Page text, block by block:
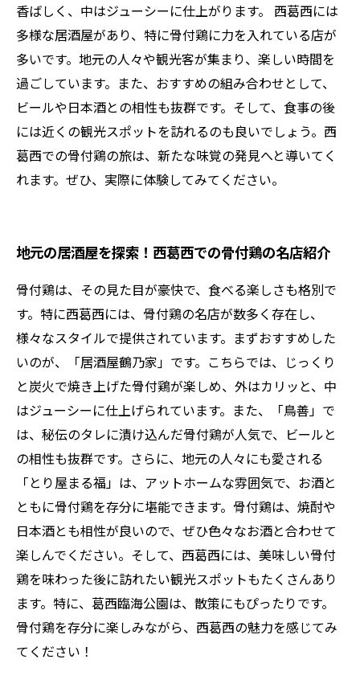
香ばしく、中はジューシーに仕上がります。 西葛西には
多様な居酒屋があり、特に骨付鶏に力を入れている店が
多いです。地元の人々や観光客が集まり、楽しい時間を
過ごしています。また、おすすめの組み合わせとして、
ビールや日本酒との相性も抜群です。そして、食事の後
には近くの観光スポットを訪れるのも良いでしょう。西
葛西での骨付鶏の旅は、新たな味覚の発見へと導いてく
れます。ぜひ、実際に体験してみてください。
地元の居酒屋を探索！西葛西での骨付鶏の名店紹介
骨付鶏は、その見た目が豪快で、食べる楽しさも格別で
す。特に西葛西には、骨付鶏の名店が数多く存在し、
様々なスタイルで提供されています。まずおすすめした
いのが、「居酒屋鶴乃家」です。こちらでは、じっくり
と炭火で焼き上げた骨付鶏が楽しめ、外はカリッと、中
はジューシーに仕上げられています。また、「鳥善」で
は、秘伝のタレに漬け込んだ骨付鶏が人気で、ビールと
の相性も抜群です。さらに、地元の人々にも愛される
「とり屋まる福」は、アットホームな雰囲気で、お酒と
ともに骨付鶏を存分に堪能できます。骨付鶏は、焼酎や
日本酒とも相性が良いので、ぜひ色々なお酒と合わせて
楽しんでください。そして、西葛西には、美味しい骨付
鶏を味わった後に訪れたい観光スポットもたくさんあり
ます。特に、葛西臨海公園は、散策にもぴったりです。
骨付鶏を存分に楽しみながら、西葛西の魅力を感じてみ
てください！